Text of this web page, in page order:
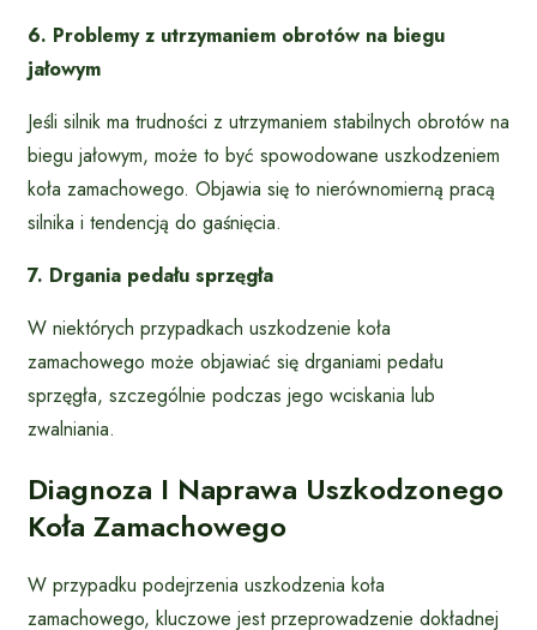
6. Problemy z utrzymaniem obrotów na biegu
jałowym
Jeśli silnik ma trudności z utrzymaniem stabilnych obrotów na
biegu jałowym, może to być spowodowane uszkodzeniem
koła zamachowego. Objawia się to nierównomierną pracą
silnika i tendencją do gaśnięcia.
7. Drgania pedału sprzęgła
W niektórych przypadkach uszkodzenie koła
zamachowego może objawiać się drganiami pedału
sprzęgła, szczególnie podczas jego wciskania lub
zwalniania.
Diagnoza I Naprawa Uszkodzonego
Koła Zamachowego
W przypadku podejrzenia uszkodzenia koła
zamachowego, kluczowe jest przeprowadzenie dokładnej